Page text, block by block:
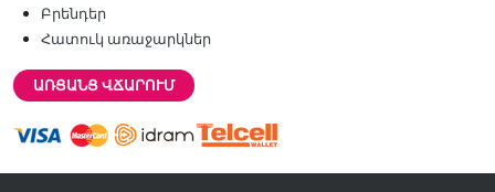
Բրենդեր
Հատուկ առաջարկներ
ԱՌՑԱՆՑ ՎՃԱՐՈՒՄ